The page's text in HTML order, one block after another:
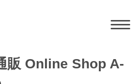
販 Online Shop A-